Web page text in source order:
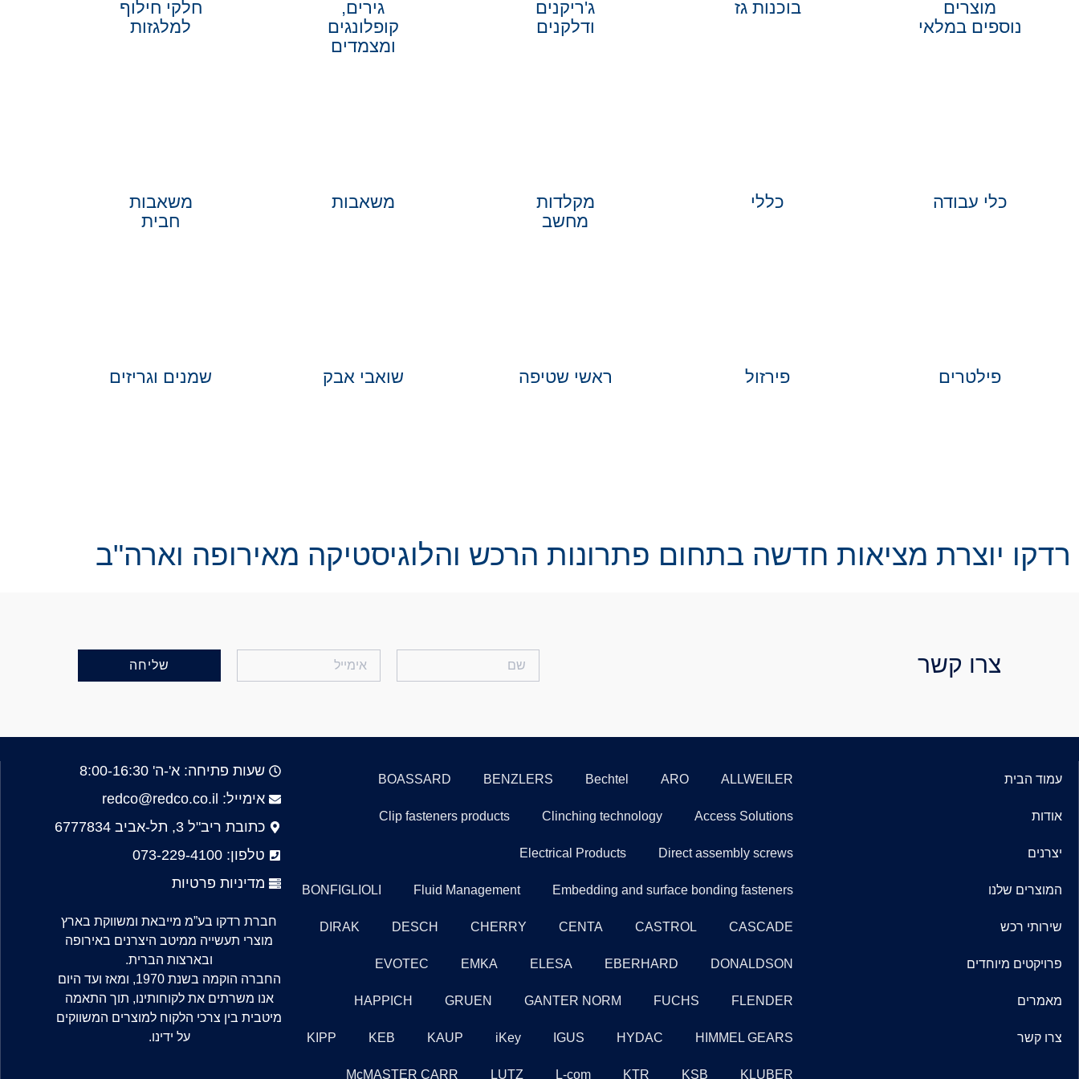
מוצרים
נוספים במלאי
בוכנות גז
ג'ריקנים
ודלקנים
גירים,
קופלונגים
ומצמדים
חלקי חילוף
למלגזות
כלי עבודה כללי
מקלדות
מחשב
משאבות
משאבות
חבית
פילטרים פירזול ראשי שטיפה שואבי אבק שמנים וגריזים
רדקו יוצרת מציאות חדשה בתחום פתרונות הרכש והלוגיסטיקה מאירופה וארה"ב
צרו קשר שליחה
עמוד הבית
אודות
יצרנים
המוצרים שלנו
שירותי רכש
פרויקטים מיוחדים
מאמרים
צרו קשר
ALLWEILER
ARO
Bechtel
BENZLERS
BOASSARD
Access Solutions
Clinching technology
Clip fasteners products
Direct assembly screws
Electrical Products
Embedding and surface bonding fasteners
Fluid Management
BONFIGLIOLI
CASCADE
CASTROL
CENTA
CHERRY
DESCH
DIRAK
DONALDSON
EBERHARD
ELESA
EMKA
EVOTEC
FLENDER
FUCHS
GANTER NORM
GRUEN
HAPPICH
HIMMEL GEARS
HYDAC
IGUS
iKey
KAUP
KEB
KIPP
KLUBER
KSB
KTR
L-com
LUTZ
McMASTER CARR
שעות פתיחה: א'-ה' 8:00-16:30
אימייל: redco@redco.co.il
כתובת ריב"ל 3, תל-אביב 6777834
טלפון: 073-229-4100
מדיניות פרטיות
חברת רדקו בע”מ מייבאת ומשווקת בארץ
מוצרי תעשייה ממיטב היצרנים באירופה
ובארצות הברית.
החברה הוקמה בשנת 1970, ומאז ועד היום
אנו משרתים את לקוחותינו, תוך התאמה
מיטבית בין צרכי הלקוח למוצרים המשווקים
על ידינו.